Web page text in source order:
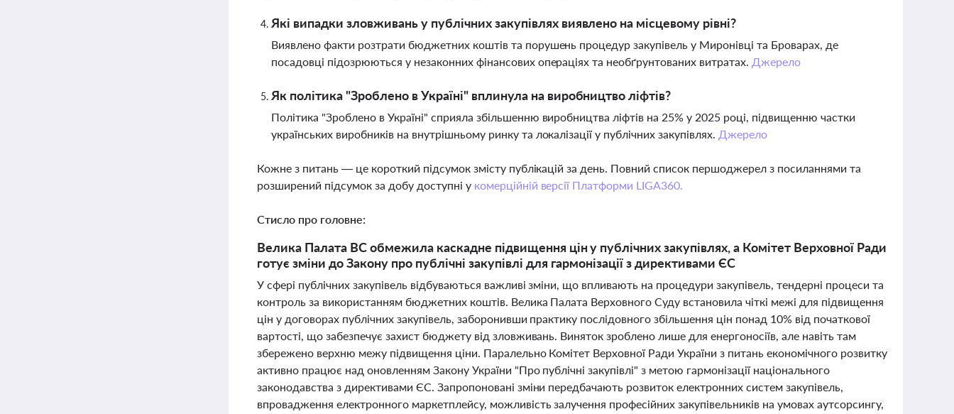
Які випадки зловживань у публічних закупівлях виявлено на місцевому рівні?
Виявлено факти розтрати бюджетних коштів та порушень процедур закупівель у Миронівці та Броварах, де
посадовці підозрюються у незаконних фінансових операціях та необґрунтованих витратах. Джерело
Як політика "Зроблено в Україні" вплинула на виробництво ліфтів?
Політика "Зроблено в Україні" сприяла збільшенню виробництва ліфтів на 25% у 2025 році, підвищенню частки
українських виробників на внутрішньому ринку та локалізації у публічних закупівлях. Джерело
Кожне з питань — це короткий підсумок змісту публікацій за день. Повний список першоджерел з посиланнями та
розширений підсумок за добу доступні у комерційній версії Платформи LIGA360.
Стисло про головне:
Велика Палата ВС обмежила каскадне підвищення цін у публічних закупівлях, а Комітет Верховної Ради
готує зміни до Закону про публічні закупівлі для гармонізації з директивами ЄС
У сфері публічних закупівель відбуваються важливі зміни, що впливають на процедури закупівель, тендерні процеси та
контроль за використанням бюджетних коштів. Велика Палата Верховного Суду встановила чіткі межі для підвищення
цін у договорах публічних закупівель, заборонивши практику послідовного збільшення цін понад 10% від початкової
вартості, що забезпечує захист бюджету від зловживань. Виняток зроблено лише для енергоносіїв, але навіть там
збережено верхню межу підвищення ціни. Паралельно Комітет Верховної Ради України з питань економічного розвитку
активно працює над оновленням Закону України "Про публічні закупівлі" з метою гармонізації національного
законодавства з директивами ЄС. Запропоновані зміни передбачають розвиток електронних систем закупівель,
впровадження електронного маркетплейсу, можливість залучення професійних закупівельників на умовах аутсорсингу,